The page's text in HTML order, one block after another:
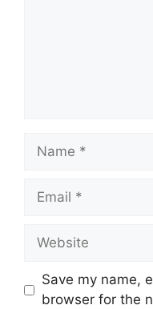
Name
Email
Website
Save my name,
browser for the